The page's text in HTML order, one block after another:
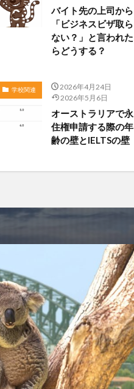
バイト先の上司から
「ビジネスビザ取ら
ない？」と言われた
らどうする？
学校関連
2026年4月24日
2026年5月6日
オーストラリアで永
住権申請する際の年
齢の壁とIELTSの壁